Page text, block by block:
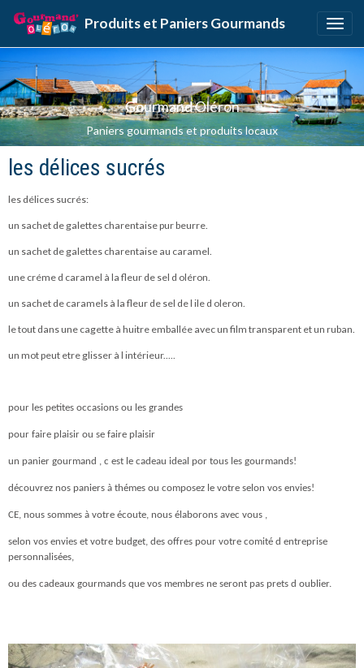
Produits et Paniers Gourmands
Gourmand Oléron
Paniers gourmands et produits locaux
les délices sucrés
les délices sucrés:
un sachet de galettes charentaise pur beurre.
un sachet de galettes charentaise au caramel.
une créme d caramel à la fleur de sel d oléron.
un sachet de caramels à la fleur de sel de l ile d oleron.
le tout dans une cagette à huitre emballée avec un film transparent et un ruban.
un mot peut etre glisser à l intérieur.....
pour les petites occasions ou les grandes
pour faire plaisir ou se faire plaisir
un panier gourmand , c est le cadeau ideal por tous les gourmands!
découvrez nos paniers à thémes ou composez le votre selon vos envies!
CE, nous sommes à votre écoute, nous élaborons avec vous ,
selon vos envies et votre budget, des offres pour votre comité d entreprise
personnalisées,
ou des cadeaux gourmands que vos membres ne seront pas prets d oublier.